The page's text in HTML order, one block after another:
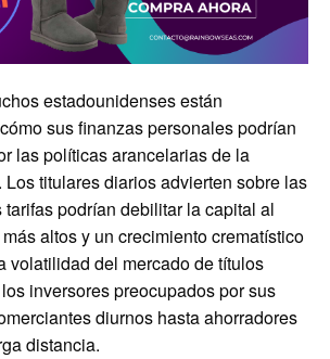
estadounidenses están
sus finanzas personales podrían
las políticas arancelarias de la
Los titulares diarios advierten sobre las
tarifas podrían debilitar la capital al
altos y un crecimiento crematístico
volatilidad del mercado de títulos
inversores preocupados por sus
diurnos hasta ahorradores
distancia.